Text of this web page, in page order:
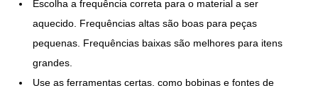
Escolha a frequência correta para o material a ser
aquecido. Frequências altas são boas para peças
pequenas. Frequências baixas são melhores para itens
grandes.
Use as ferramentas certas, como bobinas e fontes de